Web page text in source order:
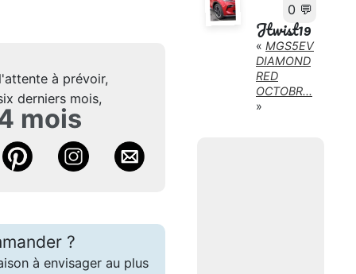
0 💬
Jtwist19
« MGS5EV
DIAMOND
RED
OCTOBR...
»
à prévoir,
derniers mois,
mois
?
à envisager au plus